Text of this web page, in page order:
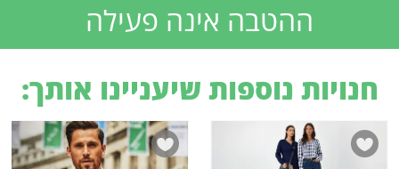
ההטבה אינה פעילה
חנויות נוספות שיעניינו אותך: